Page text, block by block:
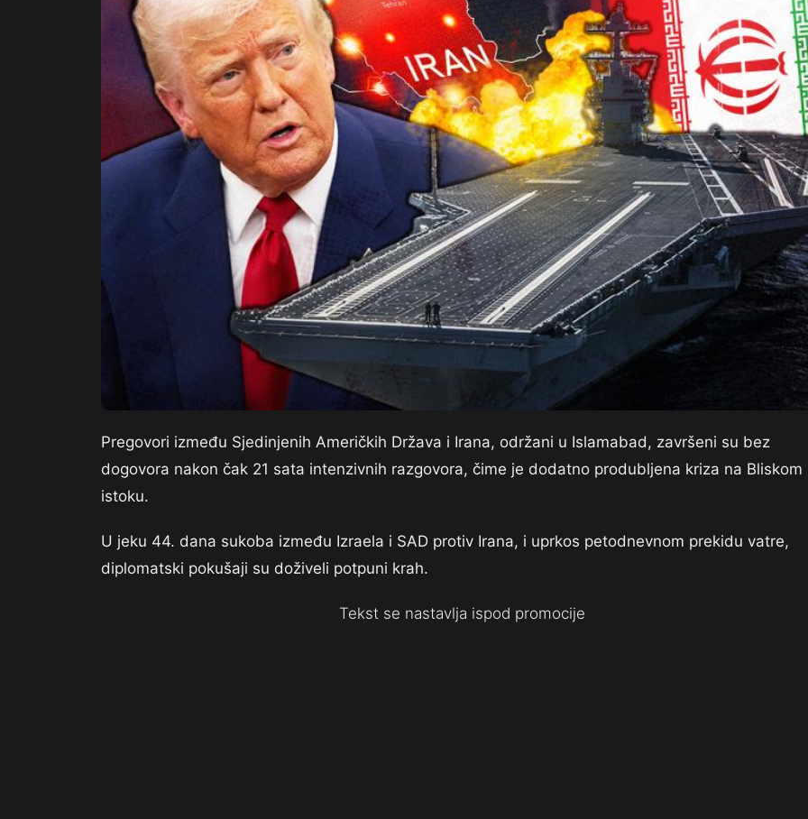
Pregovori između Sjedinjenih Američkih Država i Irana, održani u Islamabad, završeni su bez
dogovora nakon čak 21 sata intenzivnih razgovora, čime je dodatno produbljena kriza na Bliskom
istoku.
U jeku 44. dana sukoba između Izraela i SAD protiv Irana, i uprkos petodnevnom prekidu vatre,
diplomatski pokušaji su doživeli potpuni krah.
Tekst se nastavlja ispod promocije